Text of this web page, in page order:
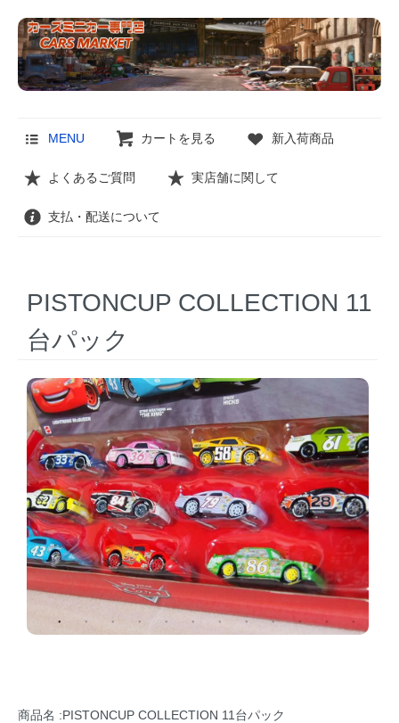
MENU カートを見る 新入荷商品
よくあるご質問 実店舗に関して
支払・配送について
PISTONCUP COLLECTION 11
台パック
商品名 :PISTONCUP COLLECTION 11台パック